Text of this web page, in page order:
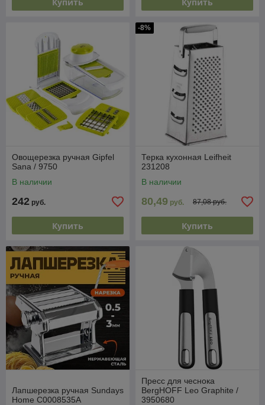
Овощерезка ручная Gipfel
Sana / 9750
В наличии
242 руб.
Купить
-8%
Терка кухонная Leifheit
231208
В наличии
80,49 руб. 87,08 руб.
Купить
Лапшерезка ручная Sundays
Home C0008535A
Пресс для чеснока
BergHOFF Leo Graphite /
3950680